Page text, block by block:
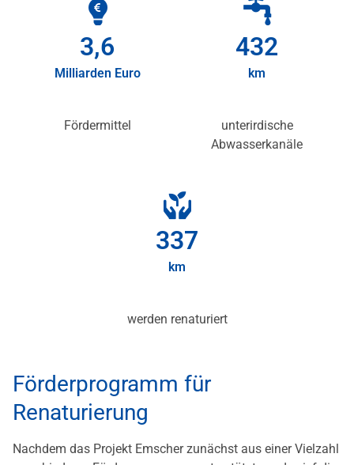
3,6
Milliarden Euro
Fördermittel
435
km
unterirdische
Abwasserkanäle
339
km
werden renaturiert
Förderprogramm für
Renaturierung
Nachdem das Projekt Emscher zunächst aus einer Vielzahl